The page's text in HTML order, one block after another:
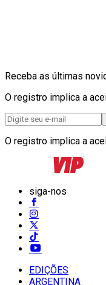
Receba as últimas
O registro implica a
O registro implica a
siga-nos
EDIÇÕES
ARGENTINA